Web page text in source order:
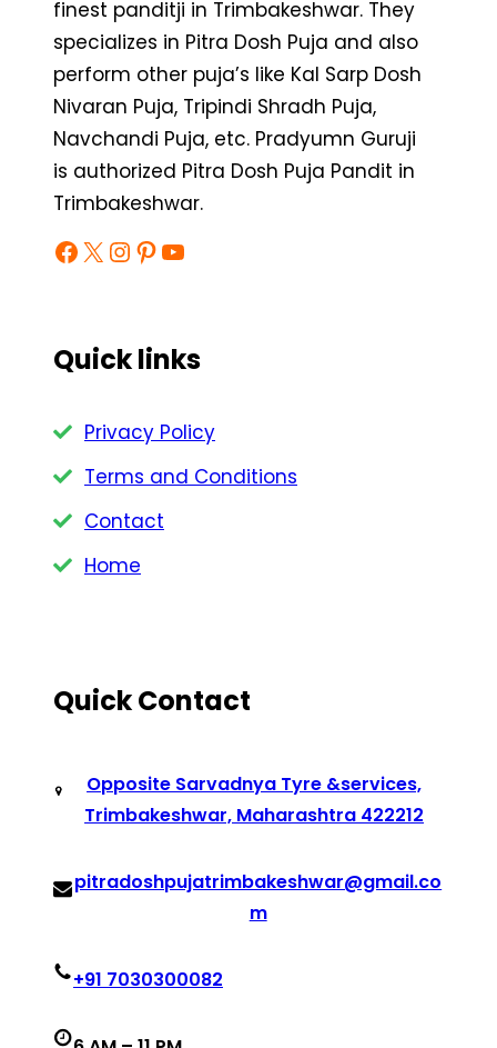
finest panditji in Trimbakeshwar. They
specializes in Pitra Dosh Puja and also
perform other puja’s like Kal Sarp Dosh
Nivaran Puja, Tripindi Shradh Puja,
Navchandi Puja, etc. Pradyumn Guruji
is authorized Pitra Dosh Puja Pandit in
Trimbakeshwar.
Facebook X InstagramPinterest YouTube
Quick links
Privacy Policy
Terms and Conditions
Contact
Home
Quick Contact
Opposite Sarvadnya Tyre &services,
Trimbakeshwar, Maharashtra 422212
pitradoshpujatrimbakeshwar@gmail.co
m
+91 7030300082